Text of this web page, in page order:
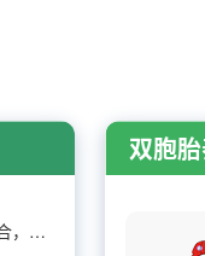
阿莫西林配新霉素，兽医公认经典增效组合，效果
双胞